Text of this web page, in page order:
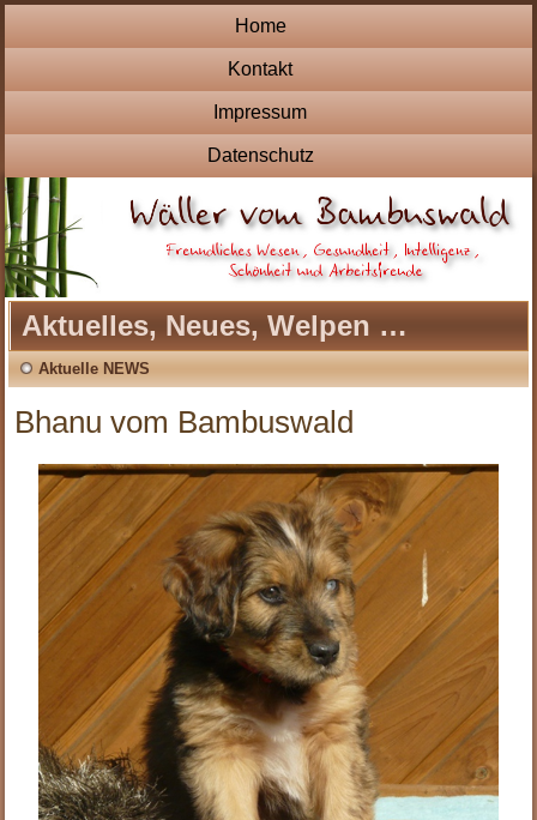
Home
Kontakt
Impressum
Datenschutz
Aktuelles, Neues, Welpen …
Aktuelle NEWS
Bhanu vom Bambuswald